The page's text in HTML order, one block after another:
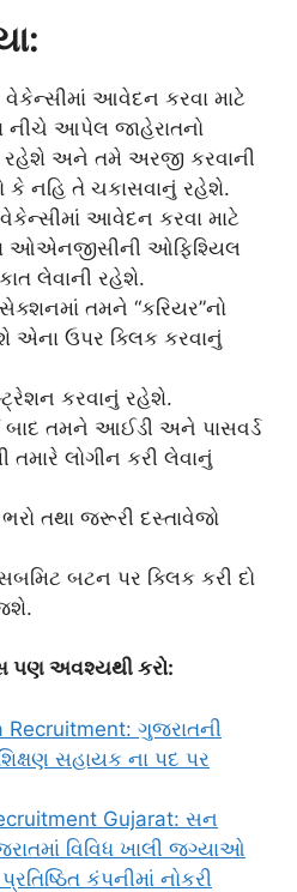
આવેદન કરવા માટે
નીચે આપેલ જાહેરાતનો
રહેશે અને તમે અરજી કરવાની
કે નહિ તે ચકાસવાનું રહેશે.
આવેદન કરવા માટે
ઓએનજીસીની ઓફિશ્યિલ
લેવાની રહેશે.
તમને “કરિયર”નો
એના ઉપર ક્લિક કરવાનું
કરવાનું રહેશે.
બાદ તમને આઈડી અને પાસવર્ડ
લોગીન કરી લેવાનું
ભરો તથા જરૂરી દસ્તાવેજો
બટન પર ક્લિક કરી દો
અવશ્યથી કરો:
Recruitment: ગુજરાતની
સહાયક ના પદ પર
Gujarat: સન
વિવિધ ખાલી જગ્યાઓ
કંપનીમાં નોકરી